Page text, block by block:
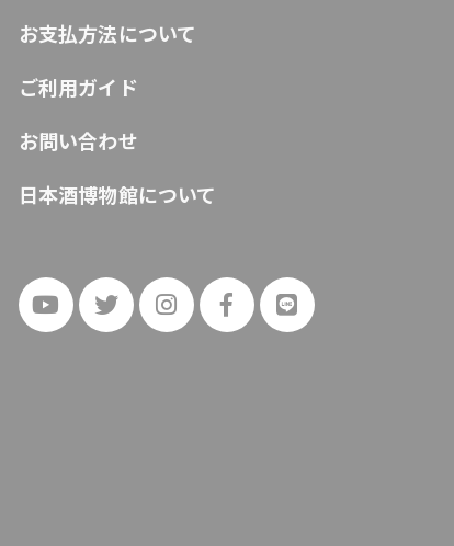
お支払方法について
ご利用ガイド
お問い合わせ
日本酒博物館について